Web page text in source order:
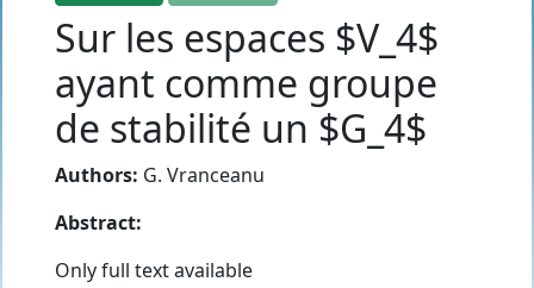
Sur les espaces $V_4$
ayant comme groupe
de stabilité un $G_4$
Authors: G. Vranceanu
Abstract:
Only full text available